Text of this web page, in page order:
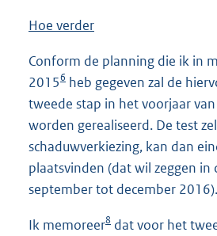
Hoe verder
Conform de planning die ik in
20156 heb gegeven zal de
tweede stap in het voorjaar
worden gerealiseerd. De test
schaduwverkiezing, kan dan
plaatsvinden (dat wil zeggen in
september tot december 2016).
Ik memoreer8 dat voor het